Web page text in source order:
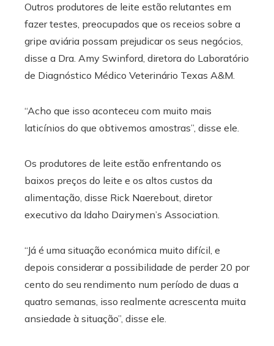
Outros produtores de leite estão relutantes em
fazer testes, preocupados que os receios sobre a
gripe aviária possam prejudicar os seus negócios,
disse a Dra. Amy Swinford, diretora do Laboratório
de Diagnóstico Médico Veterinário Texas A&M.
“Acho que isso aconteceu com muito mais
laticínios do que obtivemos amostras”, disse ele.
Os produtores de leite estão enfrentando os
baixos preços do leite e os altos custos da
alimentação, disse Rick Naerebout, diretor
executivo da Idaho Dairymen’s Association.
“Já é uma situação económica muito difícil, e
depois considerar a possibilidade de perder 20 por
cento do seu rendimento num período de duas a
quatro semanas, isso realmente acrescenta muita
ansiedade à situação”, disse ele.